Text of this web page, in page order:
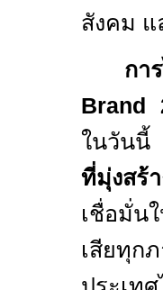
สังคม แ
กา
Brand
ในวันนี้
ที่มุ่งสร้
เชื่อมั่น
เสียทุ